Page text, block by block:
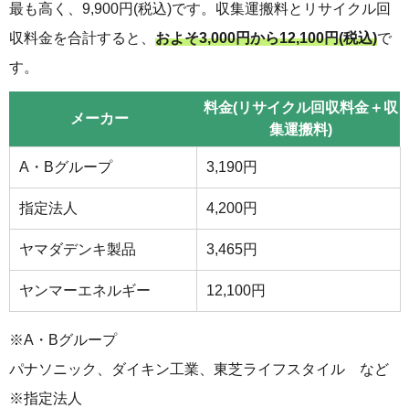
最も高く、9,900円(税込)です。収集運搬料とリサイクル回
収料金を合計すると、 およそ3,000円から12,100円(税込)で
す。
メーカー
料金(リサイクル回収料金＋収
集運搬料)
A・Bグループ 3,190円
指定法人 4,200円
ヤマダデンキ製品 3,465円
ヤンマーエネルギー 12,100円
※A・Bグループ
パナソニック、ダイキン工業、東芝ライフスタイル など
※指定法人